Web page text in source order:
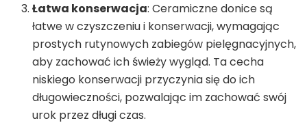
Łatwa konserwacja: Ceramiczne donice są
łatwe w czyszczeniu i konserwacji, wymagając
prostych rutynowych zabiegów pielęgnacyjnych,
aby zachować ich świeży wygląd. Ta cecha
niskiego konserwacji przyczynia się do ich
długowieczności, pozwalając im zachować swój
urok przez długi czas.